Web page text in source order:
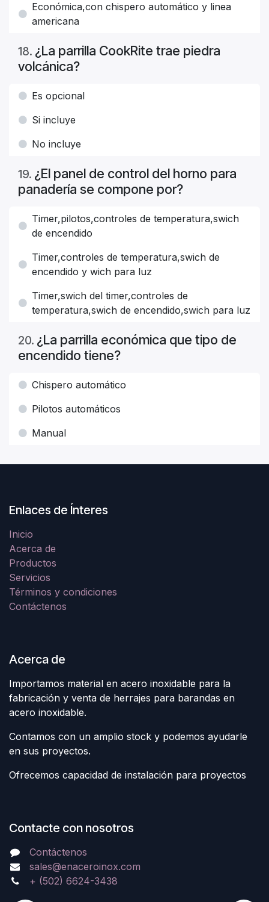
Económica,con chispero automático y linea
americana
18. ¿La parrilla CookRite trae piedra
volcánica?
Es opcional
Si incluye
No incluye
19. ¿El panel de control del horno para
panadería se compone por?
Timer,pilotos,controles de temperatura,swich
de encendido
Timer,controles de temperatura,swich de
encendido y wich para luz
Timer,swich del timer,controles de
temperatura,swich de encendido,swich para luz
20. ¿La parrilla económica que tipo de
encendido tiene?
Chispero automático
Pilotos automáticos
Manual
Enlaces de Ínteres
Inicio
Acerca de
Productos
Servicios
Términos y condiciones
Contáctenos
Acerca de
Importamos material en acero inoxidable para la
fabricación y venta de herrajes para barandas en
acero inoxidable.
Contamos con un amplio stock y podemos ayudarle
en sus proyectos.
Ofrecemos capacidad de instalación para proyectos
Contacte con nosotros
Contáctenos
sales@enaceroinox.com
+ (502) 6624-3438